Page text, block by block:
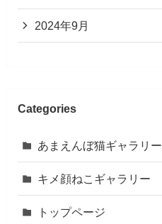
2024年9月
Categories
あまえんぼ猫ギャラリー
キメ顔ねこギャラリー
トップページ